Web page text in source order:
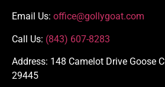
Email Us: office@gollygoat.com
Call Us: (843) 607-8283
Address: 148 Camelot Drive Goose
29445